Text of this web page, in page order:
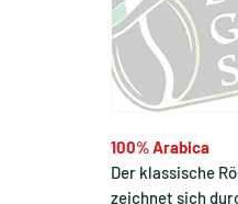
100% Arabica
Der klassische
zeichnet sich